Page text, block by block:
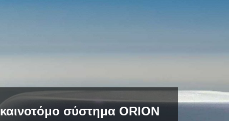
σύστημα ORION